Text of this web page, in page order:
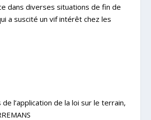
dans diverses situations de fin de
a suscité un vif intérêt chez les
l’application de la loi sur le terrain,